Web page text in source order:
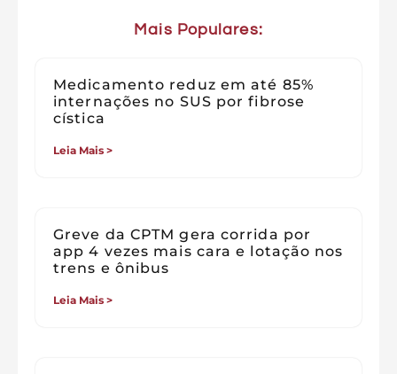
Mais Populares:
Medicamento reduz em até 85%
internações no SUS por fibrose
cística
Leia Mais >
Greve da CPTM gera corrida por
app 4 vezes mais cara e lotação nos
trens e ônibus
Leia Mais >